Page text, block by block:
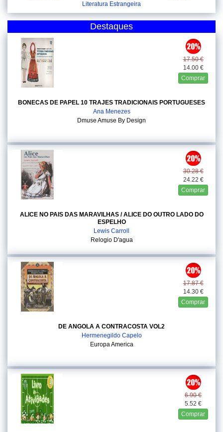
Literatura Estrangeira
Destaques
17.50 €
14.00 €
Comprar
BONECAS DE PAPEL 10 TRAJES TRADICIONAIS PORTUGUESES
Ana Menezes
Dmuse Amuse By Design
30.28 €
24.22 €
Comprar
ALICE NO PAIS DAS MARAVILHAS / ALICE DO OUTRO LADO DO
ESPELHO
Lewis Carroll
Relogio D'agua
17.87 €
14.30 €
Comprar
DE ANGOLA A CONTRACOSTA VOL2
Hermenegildo Capelo
Europa America
6.90 €
5.52 €
Comprar